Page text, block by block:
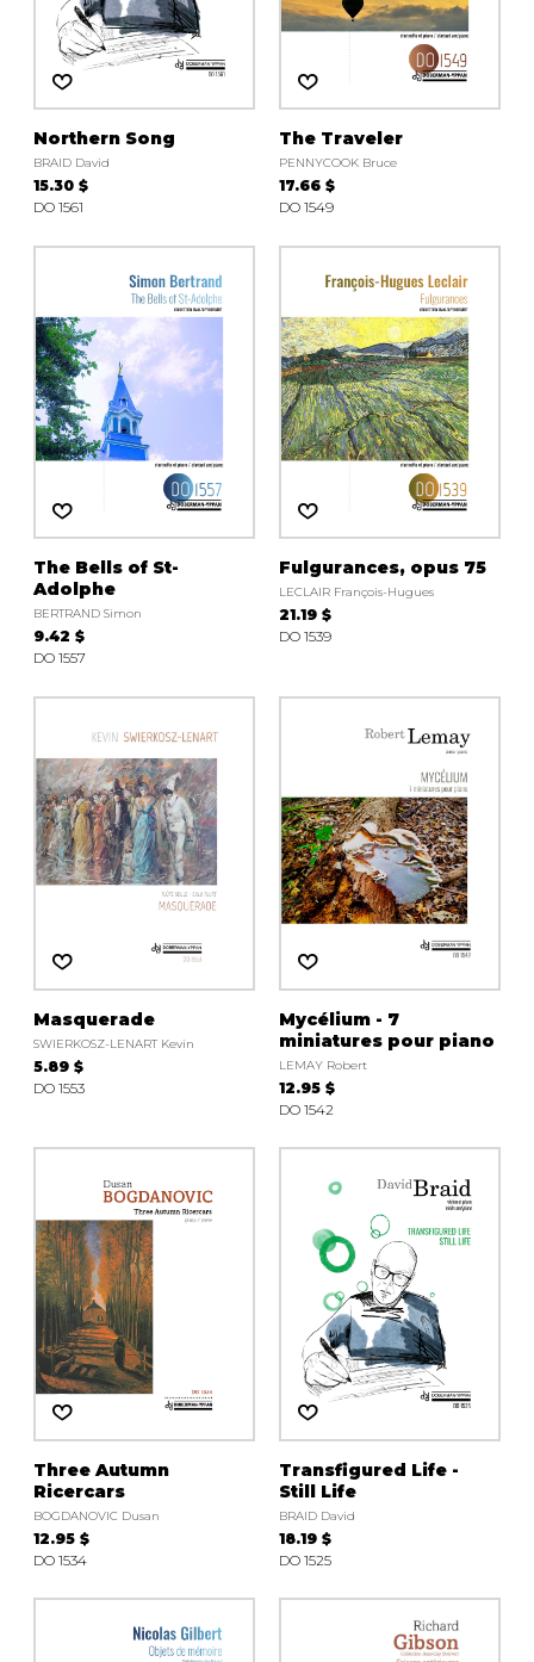
Northern Song
BRAID David
15.30 $
DO 1561
The Traveler
PENNYCOOK Bruce
17.66 $
DO 1549
The Bells of St-
Adolphe
BERTRAND Simon
9.42 $
DO 1557
Fulgurances, opus 75
LECLAIR François-Hugues
21.19 $
DO 1539
Masquerade
SWIERKOSZ-LENART Kevin
5.89 $
DO 1553
Mycélium - 7
miniatures pour piano
LEMAY Robert
12.95 $
DO 1542
Three Autumn
Ricercars
BOGDANOVIC Dusan
12.95 $
DO 1534
Transfigured Life -
Still Life
BRAID David
18.19 $
DO 1525